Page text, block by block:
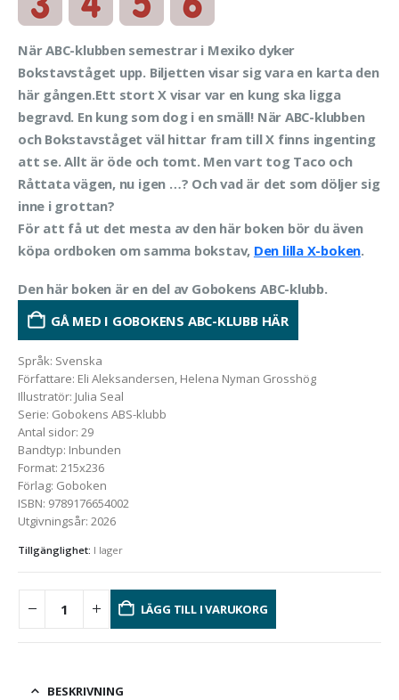
När ABC-klubben semestrar i Mexiko dyker
Bokstavståget upp. Biljetten visar sig vara en karta den
här gången.Ett stort X visar var en kung ska ligga
begravd. En kung som dog i en smäll! När ABC-klubben
och Bokstavståget väl hittar fram till X finns ingenting
att se. Allt är öde och tomt. Men vart tog Taco och
Råttata vägen, nu igen …? Och vad är det som döljer sig
inne i grottan?
För att få ut det mesta av den här boken bör du även
köpa ordboken om samma bokstav, Den lilla X-boken.
Den här boken är en del av Gobokens ABC-klubb.
GÅ MED I GOBOKENS ABC-KLUBB HÄR
Språk: Svenska
Författare: Eli Aleksandersen, Helena Nyman Grosshög
Illustratör: Julia Seal
Serie: Gobokens ABS-klubb
Antal sidor: 29
Bandtyp: Inbunden
Format: 215x236
Förlag: Goboken
ISBN: 9789176654002
Utgivningsår: 2026
Tillgänglighet: I lager
LÄGG TILL I VARUKORG
BESKRIVNING